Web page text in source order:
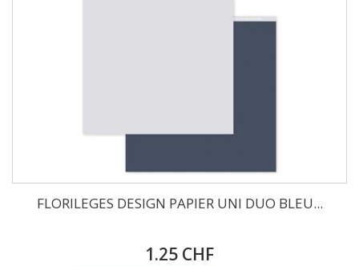
FLORILEGES DESIGN PAPIER UNI DUO BLEU...
1.25 CHF